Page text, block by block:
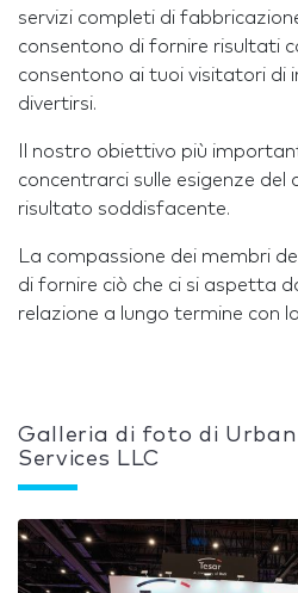
servizi completi di
consentono di fornire risultati
consentono ai tuoi visitatori di
divertirsi.
Il nostro obiettivo più
concentrarci sulle esigenze del
risultato soddisfacente.
La compassione dei membri
di fornire ciò che ci si aspetta
relazione a lungo termine con
Galleria di foto di Urban
Services LLC